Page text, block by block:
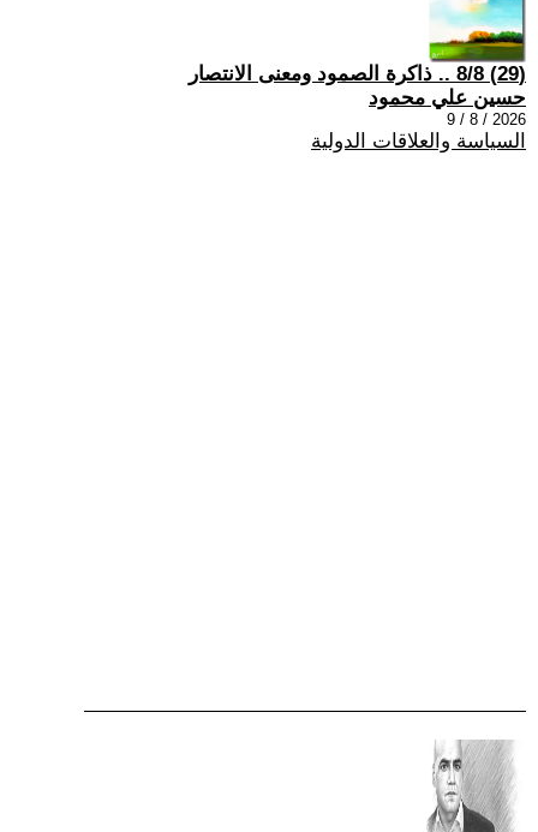
(29) 8/8 .. ذاكرة الصمود ومعنى الانتصار
حسين علي محمود
2026 / 8 / 9
السياسة والعلاقات الدولية